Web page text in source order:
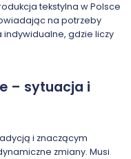
tekstylna w Polsce
na potrzeby
gdzie liczy
– sytuacja i
i znaczącym
zmiany. Musi